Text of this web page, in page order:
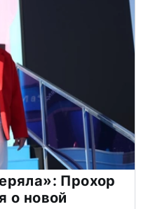
Прохор
о новой